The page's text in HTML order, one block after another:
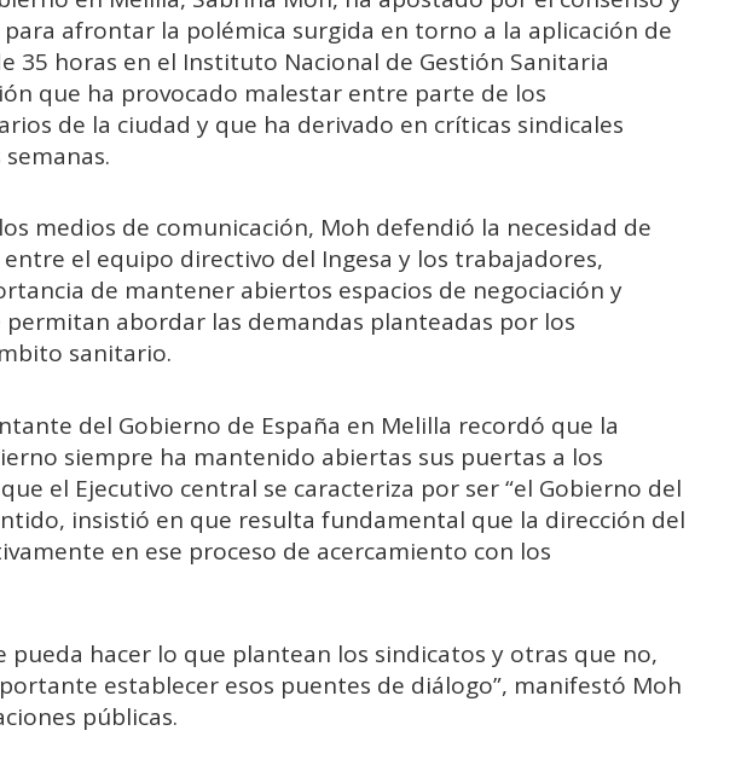
afrontar la polémica surgida en torno a la aplicación de
35 horas en el Instituto Nacional de Gestión Sanitaria
que ha provocado malestar entre parte de los
de la ciudad y que ha derivado en críticas sindicales
medios de comunicación, Moh defendió la necesidad de
el equipo directivo del Ingesa y los trabajadores,
de mantener abiertos espacios de negociación y
abordar las demandas planteadas por los
sanitario.
del Gobierno de España en Melilla recordó que la
siempre ha mantenido abiertas sus puertas a los
el Ejecutivo central se caracteriza por ser “el Gobierno del
insistió en que resulta fundamental que la dirección del
en ese proceso de acercamiento con los
pueda hacer lo que plantean los sindicatos y otras que no,
establecer esos puentes de diálogo”, manifestó Moh
públicas.